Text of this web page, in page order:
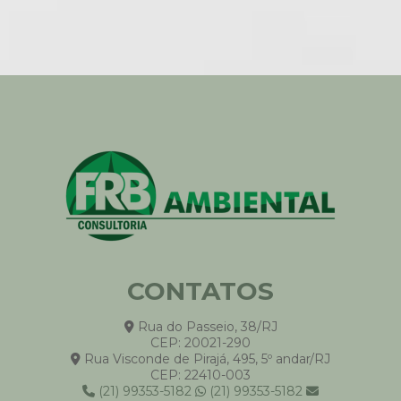
Transição Energética e Projetos Sustentáveis
Impacto Social e Valor Sustentável
Due Diligence Ambiental
Créditos de Carbono
Inventário GEE e Regulação Ambiental
Auditoria na segurança do trabalho
Auditorias Ambientais
Ruído ambiental
CONTATOS
Rua do Passeio, 38/RJ
CEP: 20021-290
Rua Visconde de Pirajá, 495, 5º andar/RJ
CEP: 22410-003
(21) 99353-5182
(21) 99353-5182